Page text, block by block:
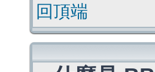
回頂端